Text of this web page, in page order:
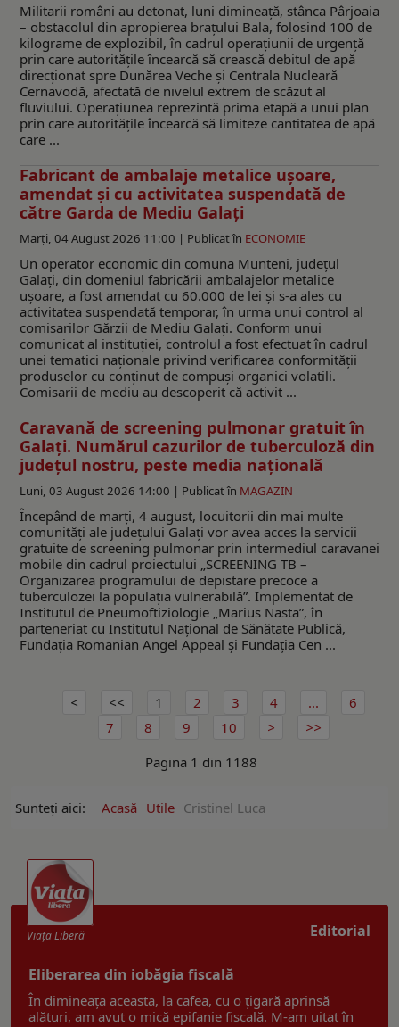
Militarii români au detonat, luni dimineață, stânca Pârjoaia
– obstacolul din apropierea brațului Bala, folosind 100 de
kilograme de explozibil, în cadrul operațiunii de urgență
prin care autoritățile încearcă să crească debitul de apă
direcționat spre Dunărea Veche și Centrala Nucleară
Cernavodă, afectată de nivelul extrem de scăzut al
fluviului. Operațiunea reprezintă prima etapă a unui plan
prin care autoritățile încearcă să limiteze cantitatea de apă
care ...
Fabricant de ambalaje metalice ușoare,
amendat și cu activitatea suspendată de
către Garda de Mediu Galați
Marți, 04 August 2026 11:00 | Publicat în ECONOMIE
Un operator economic din comuna Munteni, județul
Galați, din domeniul fabricării ambalajelor metalice
ușoare, a fost amendat cu 60.000 de lei și s-a ales cu
activitatea suspendată temporar, în urma unui control al
comisarilor Gărzii de Mediu Galați. Conform unui
comunicat al instituției, controlul a fost efectuat în cadrul
unei tematici naționale privind verificarea conformității
produselor cu conținut de compuși organici volatili.
Comisarii de mediu au descoperit că activit ...
Caravană de screening pulmonar gratuit în
Galați. Numărul cazurilor de tuberculoză din
județul nostru, peste media națională
Luni, 03 August 2026 14:00 | Publicat în MAGAZIN
Începând de marți, 4 august, locuitorii din mai multe
comunități ale județului Galați vor avea acces la servicii
gratuite de screening pulmonar prin intermediul caravanei
mobile din cadrul proiectului „SCREENING TB –
Organizarea programului de depistare precoce a
tuberculozei la populația vulnerabilă”. Implementat de
Institutul de Pneumoftiziologie „Marius Nasta”, în
parteneriat cu Institutul Național de Sănătate Publică,
Fundația Romanian Angel Appeal și Fundația Cen ...
1 2 3 4 ...
6
7
8 9
10
Pagina 1 din 1188
Sunteți aici: Acasă Utile Cristinel Luca
Editorial
Viaţa Liberă
Eliberarea din iobăgia fiscală
În dimineața aceasta, la cafea, cu o țigară aprinsă
alături, am avut o mică epifanie fiscală. M-am uitat în